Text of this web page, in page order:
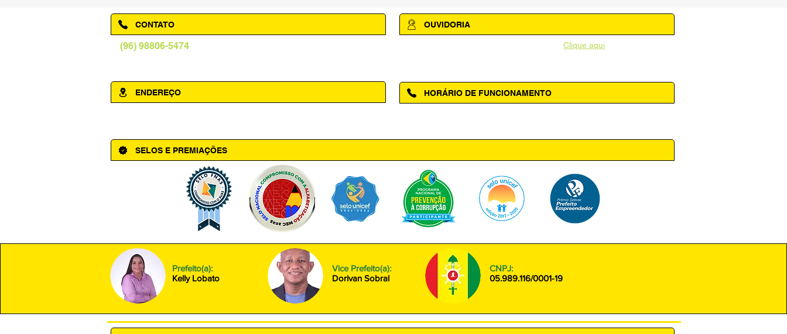
(96) 98806-5474
CONTATO
ENDEREÇO
Clique aqui
OUVIDORIA
HORÁRIO DE FUNCIONAMENTO
SELOS E PREMIAÇÕES
Prefeito(a):
Kelly Lobato
Vice Prefeito(a):
Dorivan Sobral
CNPJ:
05.989.116/0001-19